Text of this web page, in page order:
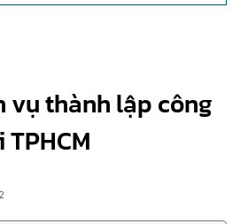
vụ thành lập công